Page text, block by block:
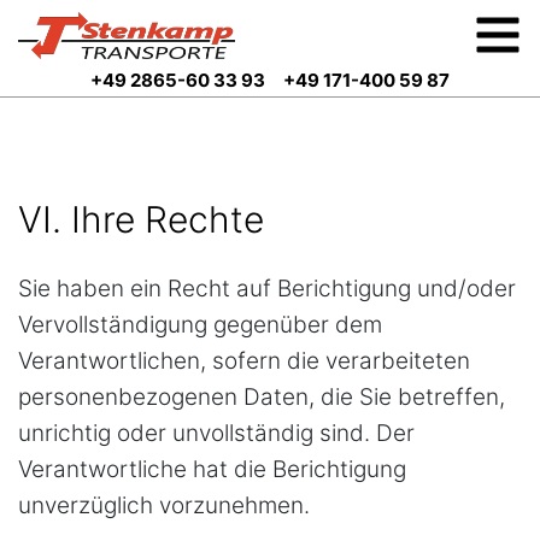
+49 2865-60 33 93 +49 171-400 59 87
VI. Ihre Rechte
Sie haben ein Recht auf Berichtigung und/oder
Vervollständigung gegenüber dem
Verantwortlichen, sofern die verarbeiteten
personenbezogenen Daten, die Sie betreffen,
unrichtig oder unvollständig sind. Der
Verantwortliche hat die Berichtigung
unverzüglich vorzunehmen.